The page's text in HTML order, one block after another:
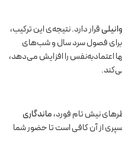
قرار دارد. نتیجه‌ی این ترکیب،
فصول سرد سال و شب‌های
اعتماد‌به‌نفس را افزایش می‌دهد،
نیش تام فورد،ماندگاری
از آن کافی است تا حضور شما